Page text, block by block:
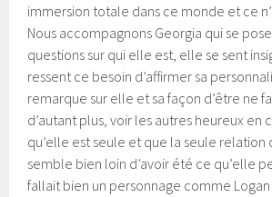
immersion totale dans ce monde et ce
Nous accompagnons Georgia qui se
questions sur qui elle est, elle se sent
ressent ce besoin d’affirmer sa
remarque sur elle et sa façon d’être ne
d’autant plus, voir les autres heureux
qu’elle est seule et que la seule relation
semble bien loin d’avoir été ce qu’elle
fallait bien un personnage comme Logan